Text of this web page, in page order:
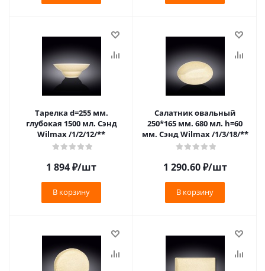
Тарелка d=255 мм.
глубокая 1500 мл. Сэнд
Wilmax /1/2/12/**
1 894₽/шт
В корзину
Салатник овальный
250*165 мм. 680 мл. h=60
мм. Сэнд Wilmax /1/3/18/**
1 290.60₽/шт
В корзину